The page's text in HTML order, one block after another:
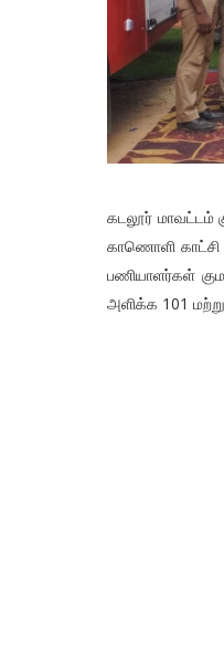
கடலூர் மாவட்டம்
காணொளி காட்சி
பணியாளர்கள்
அளிக்க 101